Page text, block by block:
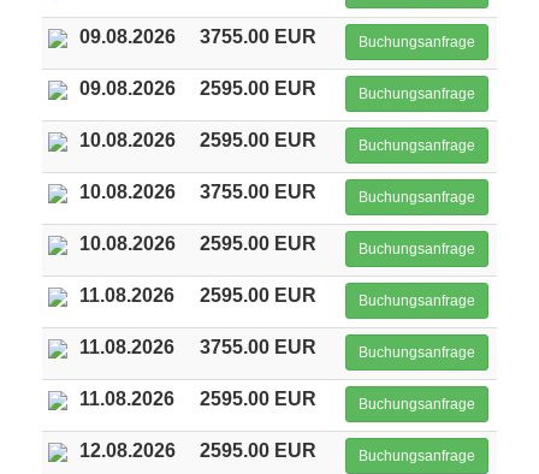
09.08.2026 3755.00 EUR Buchungsanfrage
09.08.2026 2595.00 EUR Buchungsanfrage
10.08.2026 2595.00 EUR Buchungsanfrage
10.08.2026 3755.00 EUR Buchungsanfrage
10.08.2026 2595.00 EUR Buchungsanfrage
11.08.2026 2595.00 EUR Buchungsanfrage
11.08.2026 3755.00 EUR Buchungsanfrage
11.08.2026 2595.00 EUR Buchungsanfrage
12.08.2026 2595.00 EUR Buchungsanfrage